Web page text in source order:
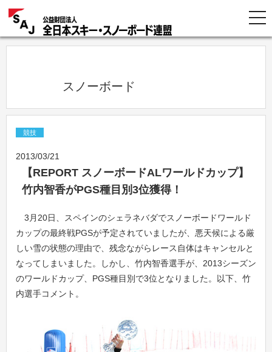
            スノーボード
競技
2013/03/21
【REPORT スノーボードALワールドカップ】
竹内智香がPGS種目別3位獲得！
3月20日、スペインのシェラネバダでスノーボードワールド
カップの最終戦PGSが予定されていましたが、悪天候による厳
しい雪の状態の理由で、残念ながらレース自体はキャンセルと
なってしまいました。しかし、竹内智香選手が、2013シーズン
のワールドカップ、PGS種目別で3位となりました。以下、竹
内選手コメント。